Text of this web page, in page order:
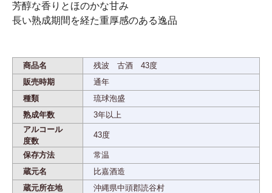
芳醇な香りとほのかな甘み
長い熟成期間を経た重厚感のある逸品
商品名
残波 古酒 43度
販売時期
通年
種類
琉球泡盛
熟成年数
3年以上
アルコール
度数
43度
保存方法
常温
蔵元名
比嘉酒造
蔵元所在地
沖縄県中頭郡読谷村